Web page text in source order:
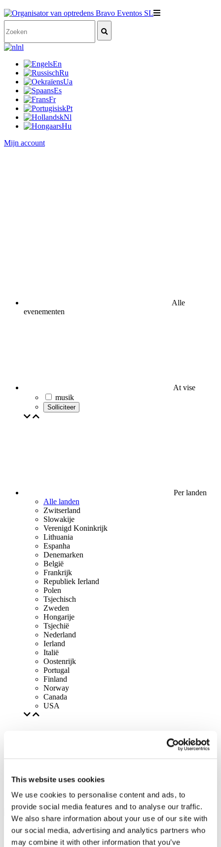
This website uses cookies
We use cookies to personalise content and ads, to
provide social media features and to analyse our traffic.
We also share information about your use of our site with
our social media, advertising and analytics partners who
may combine it with other information that you’ve
nl
En
Ru
Ua
Es
Fr
Pt
Nl
Hu
Mijn account
Alle
evenementen
At vise
musik
Solliciteer
Per landen
Alle landen
Zwitserland
Slowakije
Verenigd Koninkrijk
Lithuania
Espanha
Denemarken
België
Frankrijk
Republiek Ierland
Polen
Tsjechisch
Zweden
Hongarije
Tsjechië
Nederland
Ierland
Italië
Oostenrijk
Portugal
Finland
Norway
Canada
USA